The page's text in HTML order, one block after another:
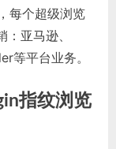
每个超级浏览
亚马逊、
等平台业务。
指纹浏览